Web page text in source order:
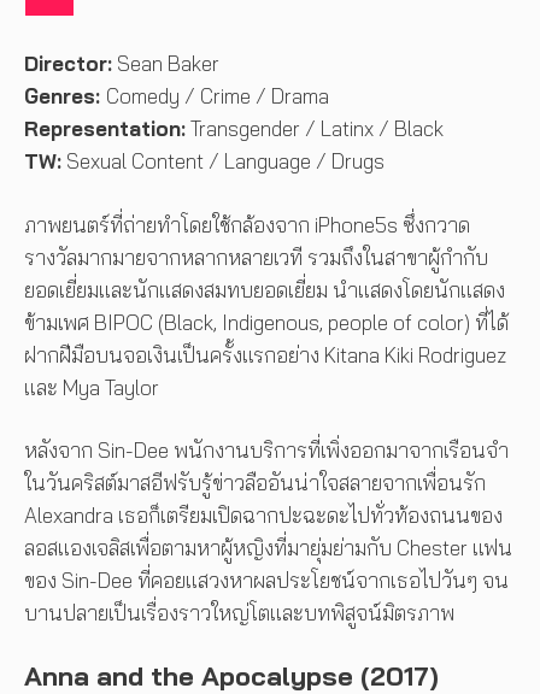
Director: Sean Baker
Genres: Comedy / Crime / Drama
Representation:Transgender / Latinx / Black
TW: Sexual Content / Language / Drugs
ภาพยนตร์ที่ถ่ายทำโดยใช้กล้องจาก iPhone5s ซึ่งกวาด
รางวัลมากมายจากหลากหลายเวที รวมถึงในสาขาผู้กำกับ
ยอดเยี่ยมและนักแสดงสมทบยอดเยี่ยม นำแสดงโดยนักแสดง
ข้ามเพศ BIPOC (Black, Indigenous, people of color) ที่ได้
ฝากฝีมือบนจอเงินเป็นครั้งแรกอย่าง Kitana Kiki Rodriguez
และ Mya Taylor
หลังจาก Sin-Dee พนักงานบริการที่เพิ่งออกมาจากเรือนจำ
ในวันคริสต์มาสอีฟรับรู้ข่าวลืออันน่าใจสลายจากเพื่อนรัก
Alexandra เธอก็เตรียมเปิดฉากปะฉะดะไปทั่วท้องถนนของ
ลอสแองเจลิสเพื่อตามหาผู้หญิงที่มายุ่มย่ามกับ Chester แฟน
ของ Sin-Dee ที่คอยแสวงหาผลประโยชน์จากเธอไปวันๆ จน
บานปลายเป็นเรื่องราวใหญ่โตและบทพิสูจน์มิตรภาพ
Anna and the Apocalypse (2017)